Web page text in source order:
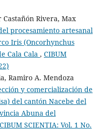
Rivera, Max
procesamiento artesanal
Iris (Oncorhynchus
Cala Cala , CIBUM
Ramiro A. Mendoza
y comercialización de
del cantón Nacebe del
Abuna del
CIBUM SCIENTIA: Vol. 1 No.